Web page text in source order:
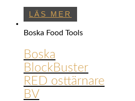
LÄS MER
Boska Food Tools
Boska
BlockBuster
RED osttärnare
BV